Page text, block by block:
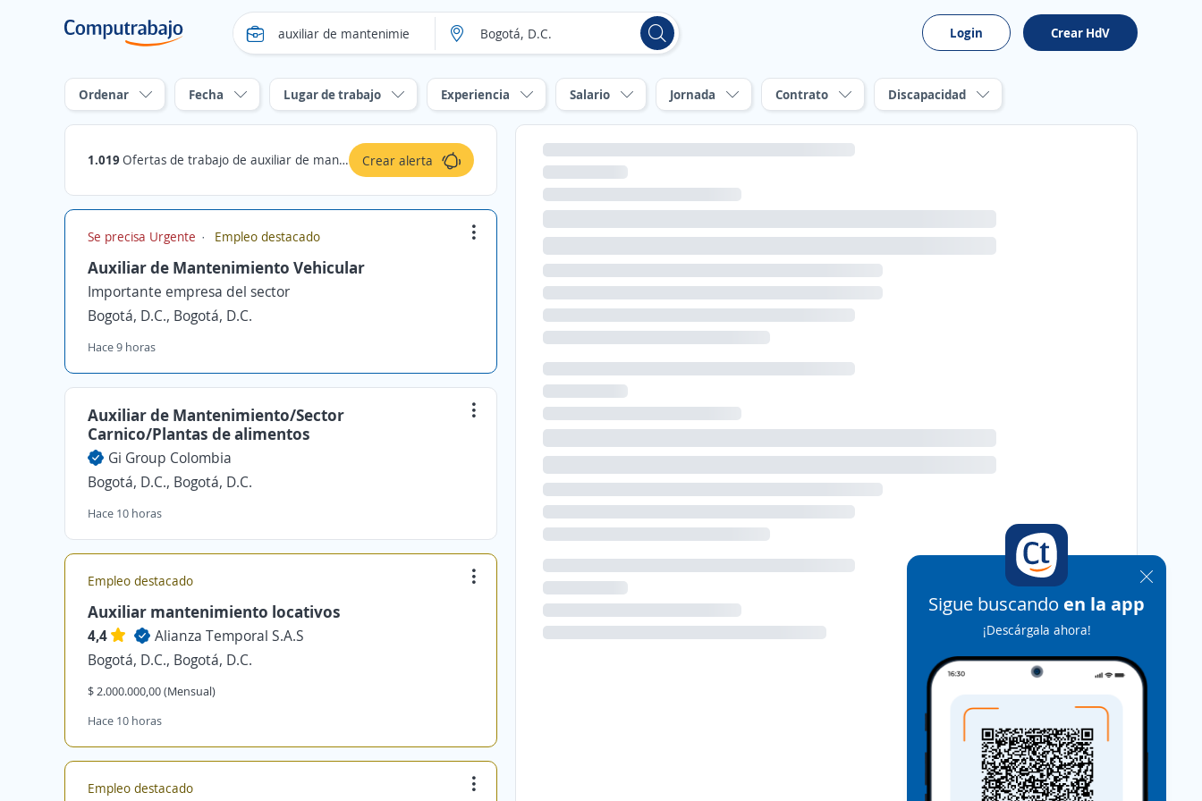
Login Crear HdV
Ordenar Fecha Lugar de trabajo Experiencia Salario Jornada Contrato Discapacidad
1.019 Ofertas de trabajo de auxiliar de mantenimiento en Bogotá, D.C. Crear alerta
Se precisa Urgente Empleo destacado
Auxiliar de Mantenimiento Vehicular
Importante empresa del sector
Bogotá, D.C., Bogotá, D.C.
Hace 9 horas
Auxiliar de Mantenimiento/Sector
Carnico/Plantas de alimentos
Gi Group Colombia
Bogotá, D.C., Bogotá, D.C.
Hace 10 horas
Empleo destacado
Auxiliar mantenimiento locativos
4,4
Alianza Temporal S.A.S
Bogotá, D.C., Bogotá, D.C.
$ 2.000.000,00 (Mensual)
Hace 10 horas
Empleo destacado
Sigue buscando en la app
¡Descárgala ahora!